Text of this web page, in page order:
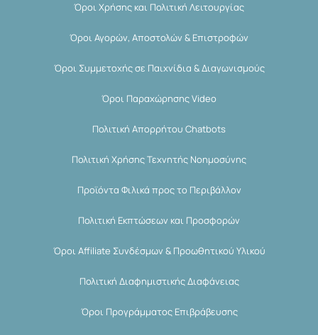
Όροι Χρήσης και Πολιτική Λειτουργίας
Όροι Αγορών, Αποστολών & Επιστροφών
Όροι Συμμετοχής σε Παιχνίδια & Διαγωνισμούς
Όροι Παραχώρησης Video
Πολιτική Απορρήτου Chatbots
Πολιτική Χρήσης Τεχνητής Νοημοσύνης
Προϊόντα Φιλικά προς το Περιβάλλον
Πολιτική Εκπτώσεων και Προσφορών
Όροι Affiliate Συνδέσμων & Προωθητικού Υλικού
Πολιτική Διαφημιστικής Διαφάνειας
Όροι Προγράμματος Επιβράβευσης